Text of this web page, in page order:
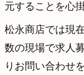
元することを心
松永商店では現
数の現場で求人
りお問い合わせ